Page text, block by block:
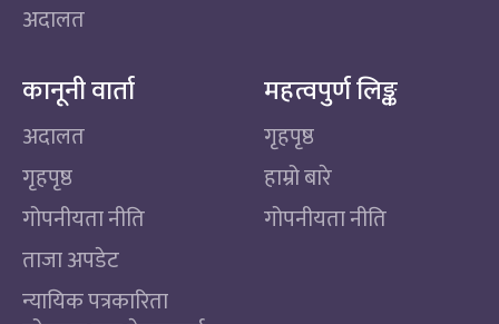
अदालत
कानूनी वार्ता
अदालत
गृहपृष्ठ
गोपनीयता नीति
ताजा अपडेट
न्यायिक पत्रकारिता
महत्वपुर्ण लिङ्क
गृहपृष्ठ
हाम्रो बारे
गोपनीयता नीति